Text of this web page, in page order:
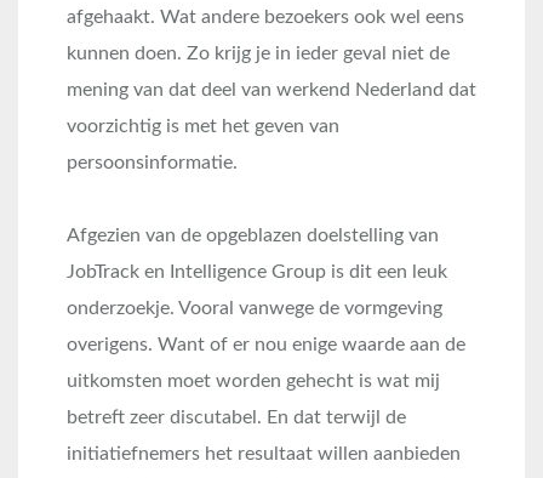
afgehaakt. Wat andere bezoekers ook wel eens
kunnen doen. Zo krijg je in ieder geval niet de
mening van dat deel van werkend Nederland dat
voorzichtig is met het geven van
persoonsinformatie.
Afgezien van de opgeblazen doelstelling van
JobTrack en Intelligence Group is dit een leuk
onderzoekje. Vooral vanwege de vormgeving
overigens. Want of er nou enige waarde aan de
uitkomsten moet worden gehecht is wat mij
betreft zeer discutabel. En dat terwijl de
initiatiefnemers het resultaat willen aanbieden